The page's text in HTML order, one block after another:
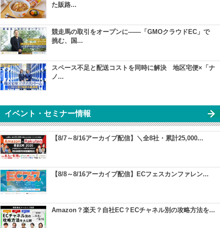
た販路...
競走馬の取引をオープンに――「GMOクラウドEC」で
挑む、国...
スペース不足と配送コストを同時に解決 地区宅便×「ナ
ノ...
イベント・セミナー情報
【8/7～8/16アーカイブ配信】＼全8社・累計25,000...
【8/8～8/16アーカイブ配信】ECフェスカンファレン...
Amazon？楽天？自社EC？ECチャネル別の攻略方法を...